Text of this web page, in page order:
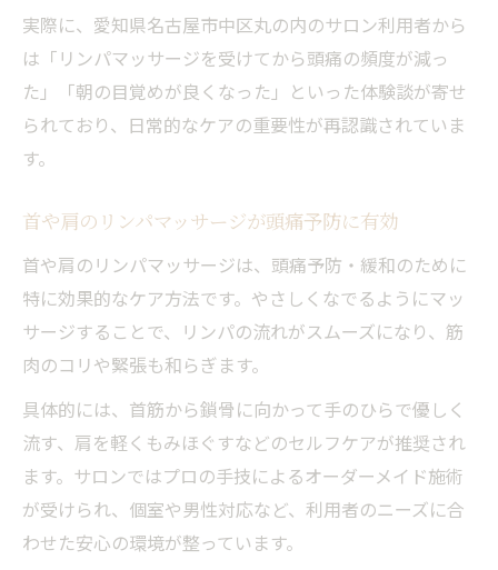
実際に、愛知県名古屋市中区丸の内のサロン利用者から
は「リンパマッサージを受けてから頭痛の頻度が減っ
た」「朝の目覚めが良くなった」といった体験談が寄せ
られており、日常的なケアの重要性が再認識されていま
す。
首や肩のリンパマッサージが頭痛予防に有効
首や肩のリンパマッサージは、頭痛予防・緩和のために
特に効果的なケア方法です。やさしくなでるようにマッ
サージすることで、リンパの流れがスムーズになり、筋
肉のコリや緊張も和らぎます。
具体的には、首筋から鎖骨に向かって手のひらで優しく
流す、肩を軽くもみほぐすなどのセルフケアが推奨され
ます。サロンではプロの手技によるオーダーメイド施術
が受けられ、個室や男性対応など、利用者のニーズに合
わせた安心の環境が整っています。